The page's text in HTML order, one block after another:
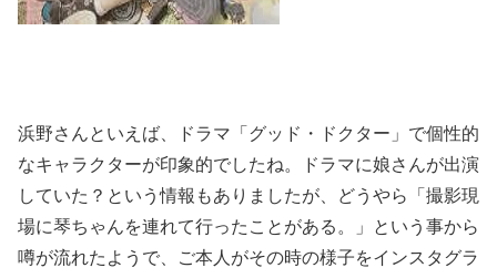
浜野さんといえば、ドラマ「グッド・ドクター」で個性的
なキャラクターが印象的でしたね。ドラマに娘さんが出演
していた？という情報もありましたが、どうやら「撮影現
場に琴ちゃんを連れて行ったことがある。」という事から
噂が流れたようで、ご本人がその時の様子をインスタグラ